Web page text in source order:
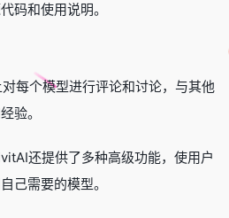
码和使用说明。
每个模型进行评论和讨论，与其他
验。
还提供了多种高级功能，使用户
己需要的模型。